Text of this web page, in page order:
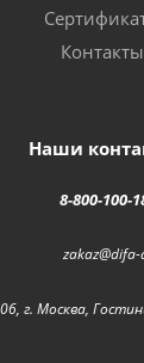
Контакты
Наши
8-800-100-
г. Москва,